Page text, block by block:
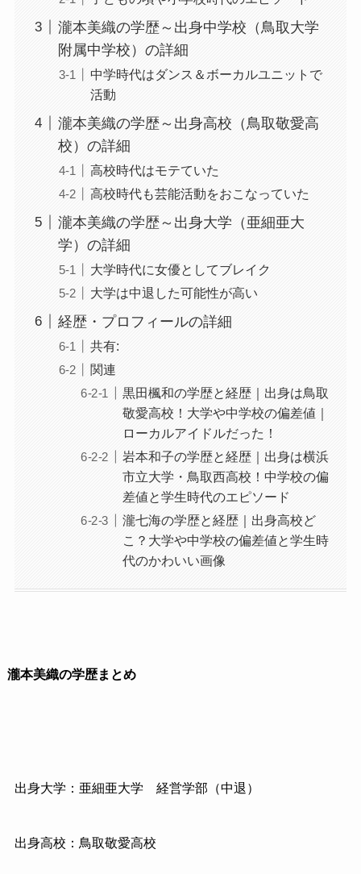
瀧本美織の学歴～出身中学校（鳥取大学
附属中学校）の詳細
中学時代はダンス＆ボーカルユニットで
活動
瀧本美織の学歴～出身高校（鳥取敬愛高
校）の詳細
高校時代はモテていた
高校時代も芸能活動をおこなっていた
瀧本美織の学歴～出身大学（亜細亜大
学）の詳細
大学時代に女優としてブレイク
大学は中退した可能性が高い
経歴・プロフィールの詳細
共有:
関連
黒田楓和の学歴と経歴｜出身は鳥取
敬愛高校！大学や中学校の偏差値｜
ローカルアイドルだった！
岩本和子の学歴と経歴｜出身は横浜
市立大学・鳥取西高校！中学校の偏
差値と学生時代のエピソード
瀧七海の学歴と経歴｜出身高校ど
こ？大学や中学校の偏差値と学生時
代のかわいい画像
瀧本美織の学歴まとめ
出身大学：亜細亜大学 経営学部（中退）
出身高校：鳥取敬愛高校